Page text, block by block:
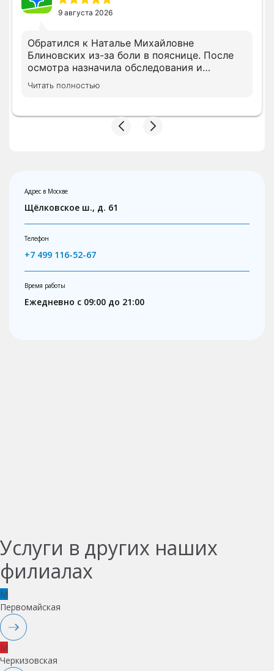
9 августа 2026
Обратился к Наталье Михайловне
Блиновских из-за боли в пояснице. После
осмотра назначила обследования и
лечение, объяснила, что и для чего нужно.
Сейчас прохожу курс, состояние
Читать полностью
Адрес в Москве
Щёлковское ш., д. 61
Телефон
+7 499 116-52-67
Время работы
Ежедневно с 09:00 до 21:00
Услуги в других наших
филиалах
M
Первомайская
M
Черкизовская